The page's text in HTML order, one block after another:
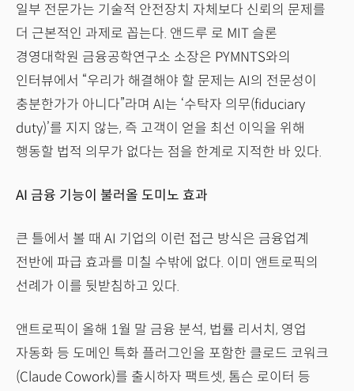
일부 전문가는 기술적 안전장치 자체보다 신뢰의 문제를
더 근본적인 과제로 꼽는다. 앤드루 로 MIT 슬론
경영대학원 금융공학연구소 소장은 PYMNTS와의
인터뷰에서 “우리가 해결해야 할 문제는 AI의 전문성이
충분한가가 아니다”라며 AI는 ‘수탁자 의무(fiduciary
duty)’를 지지 않는, 즉 고객이 얻을 최선 이익을 위해
행동할 법적 의무가 없다는 점을 한계로 지적한 바 있다.
AI 금융 기능이 불러올 도미노 효과
큰 틀에서 볼 때 AI 기업의 이런 접근 방식은 금융업계
전반에 파급 효과를 미칠 수밖에 없다. 이미 앤트로픽의
선례가 이를 뒷받침하고 있다.
앤트로픽이 올해 1월 말 금융 분석, 법률 리서치, 영업
자동화 등 도메인 특화 플러그인을 포함한 클로드 코워크
(Claude Cowork)를 출시하자 팩트셋, 톰슨 로이터 등